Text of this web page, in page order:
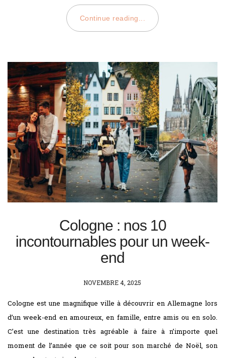
Continue reading...
Cologne : nos 10
incontournables pour un week-
end
POSTED
NOVEMBRE 4, 2025
Cologne est une magnifique ville à découvrir en Allemagne lors
d’un week-end en amoureux, en famille, entre amis ou en solo.
C’est une destination très agréable à faire à n’importe quel
moment de l’année que ce soit pour son marché de Noël, son